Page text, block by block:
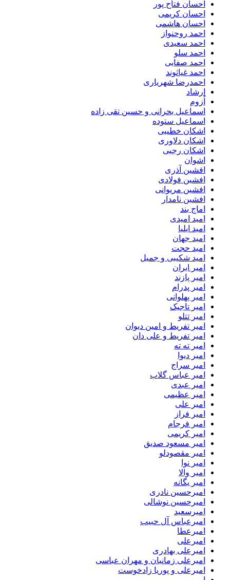
احسان فتاح پور
احسان کریمی
احسان هاشمی
احمد روحنواز
احمد سعیدی
احمد سلو
احمد صفایی
احمد غیاثوند
احمدرضا شهریاری
ارشاد
اُزوم
اسماعیل بحرانی و حسین تقی زاده
اسماعیل ستوده
اشکان خطیبی
اشکان دلاوری
اشکان رجبی
اشوان
افشین آذری
افشین فولادی
افشین مریوانی
افشین نامدار
اماج بند
امید امیدی
امید ایلیا
امید جهان
امید حجت
امید شکیبی و جمیل
امیر ابران
امیر پازند
امیر پدرام
امیر پهلوانی
امیر تاجیک
امیر تتلو
امیر تفریط و امین دیوان
امیر تفریط و علی دان
امیر ته ته
امیر دیوا
امیر سراج
امیر عباس گلاب
امیر عبدی
امیر عظیمی
امیر علی
امیر فراز
امیر فرجام
امیر کریمی
امیر مسعود صدیق
امیر مقصودلو
امیر نوا
امیر والا
امیر یگانه
امیرحسین نادری
امیرحسین نوشالی
امیرسعید
امیرعباس آل حبیب
امیرعطا
امیرعلی
امیرعلی بهادری
امیرعلی زمانیان و مهران عباسی
امیرعلی و پوریا زادخوست